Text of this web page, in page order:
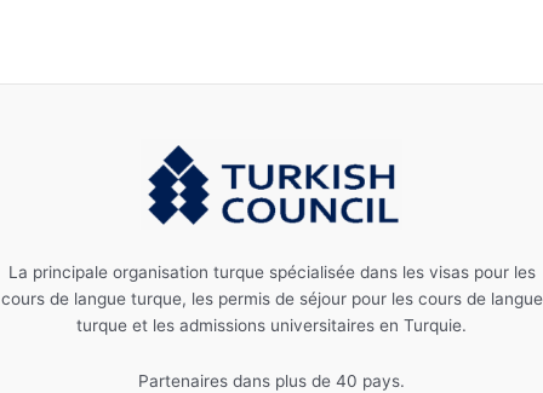
La principale organisation turque spécialisée dans les visas pour les
cours de langue turque, les permis de séjour pour les cours de langue
turque et les admissions universitaires en Turquie.
Partenaires dans plus de 40 pays.